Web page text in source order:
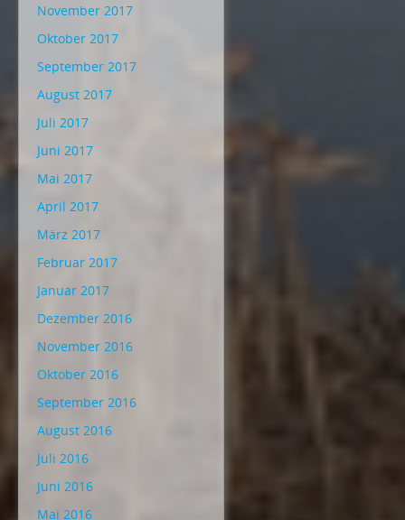
November 2017
Oktober 2017
September 2017
August 2017
Juli 2017
Juni 2017
Mai 2017
April 2017
März 2017
Februar 2017
Januar 2017
Dezember 2016
November 2016
Oktober 2016
September 2016
August 2016
Juli 2016
Juni 2016
Mai 2016